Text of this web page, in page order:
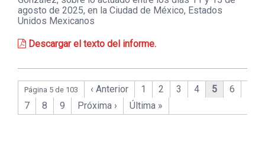
agosto de 2025, en la Ciudad de México, Estados
Unidos Mexicanos
Descargar el texto del informe.
Página 5 de 103 ‹ Anterior 1 2 3 4 5
6
7
8 9 Próxima › Última »